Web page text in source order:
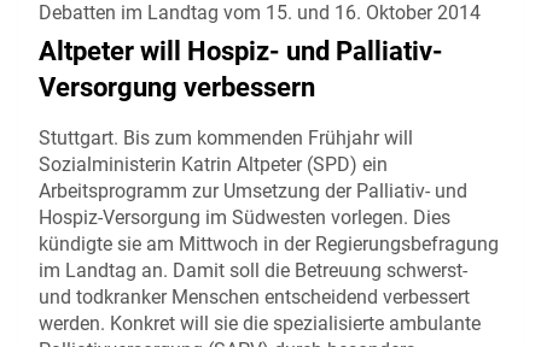
Debatten im Landtag vom 15. und 16. Oktober 2014
Altpeter will Hospiz- und Palliativ-
Versorgung verbessern
Stuttgart. Bis zum kommenden Frühjahr will
Sozialministerin Katrin Altpeter (SPD) ein
Arbeitsprogramm zur Umsetzung der Palliativ- und
Hospiz-Versorgung im Südwesten vorlegen. Dies
kündigte sie am Mittwoch in der Regierungsbefragung
im Landtag an. Damit soll die Betreuung schwerst-
und todkranker Menschen entscheidend verbessert
werden. Konkret will sie die spezialisierte ambulante